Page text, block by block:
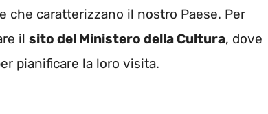
che caratterizzano il nostro Paese. Per
il sito del Ministero della Cultura, dove
pianificare la loro visita.